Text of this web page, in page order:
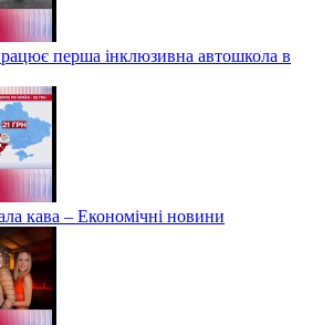
перша інклюзивна автошкола в
кава – Економічні новини